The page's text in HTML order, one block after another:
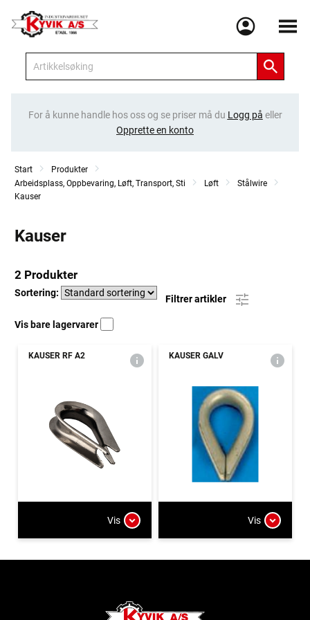
Meny
For å kunne handle hos oss og se priser må du Logg på eller
Opprette en konto
Start
Produkter
Arbeidsplass, Oppbevaring, Løft, Transport, Sti
Løft
Stålwire
Kauser
Kauser
2 Produkter
Sortering:
Filtrer artikler
Vis bare lagervarer
KAUSER RF A2
Vis
KAUSER GALV
Vis